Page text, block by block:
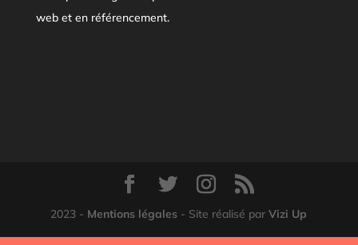
web et en référencement.
2023 - Mentions légales - Site réalisé parVizi Up